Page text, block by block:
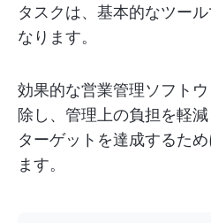
タスクは、基本的なツー
なります。
効果的な営業管理ソフト
除し、管理上の負担を軽
ターゲットを達成するた
ます。